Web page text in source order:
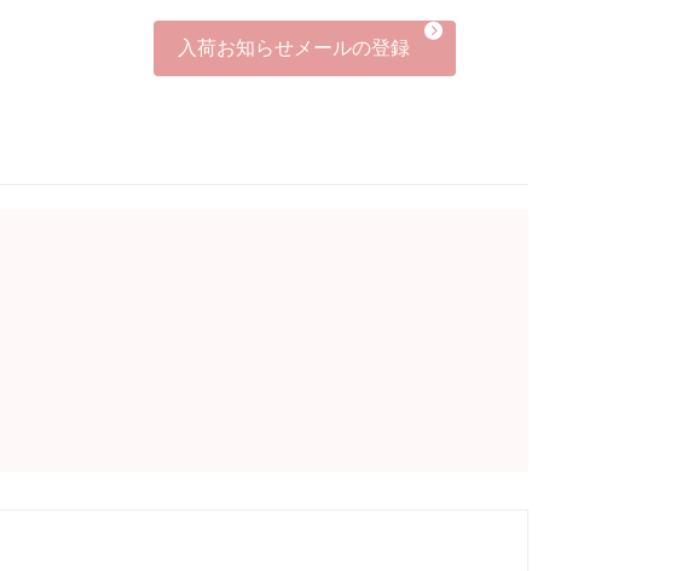
入荷お知らせメールの登録